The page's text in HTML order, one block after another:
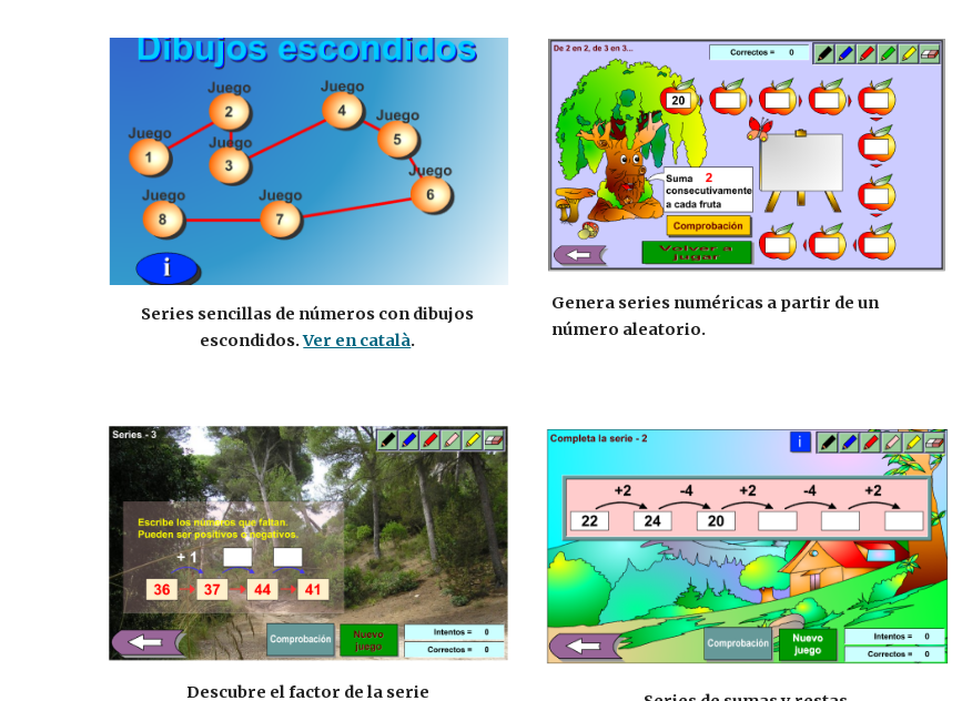
Series sencillas de números con dibujos
escondidos.Ver en català.
Genera series numéricas a partir de un
número aleatorio.
Descubre el factor de la serie